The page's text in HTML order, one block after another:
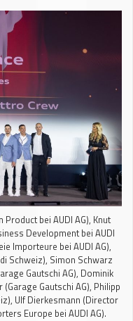
bei AUDI AG), Knut
Development bei AUDI
Importeure bei AUDI AG),
Schweiz), Simon Schwarz
Gautschi AG), Dominik
Gautschi AG), Philipp
Ulf Dierkesmann (Director
Europe bei AUDI AG).